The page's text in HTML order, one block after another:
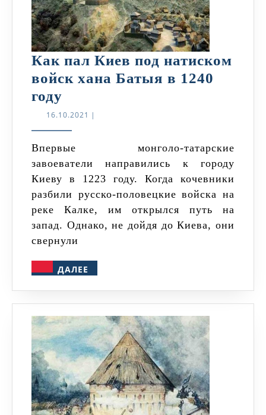
Как пал Киев под натиском
войск хана Батыя в 1240
году
пал
Киев
под
натиском
войск
хана
Батыя
в
году
16.10.2021 16.10.2021
|
Впервые монголо-татарские
завоеватели направились к городу
Киеву в 1223 году. Когда кочевники
разбили русско-половецкие войска на
реке Калке, им открылся путь на
запад. Однако, не дойдя до Киева, они
свернули
ДАЛЕЕ